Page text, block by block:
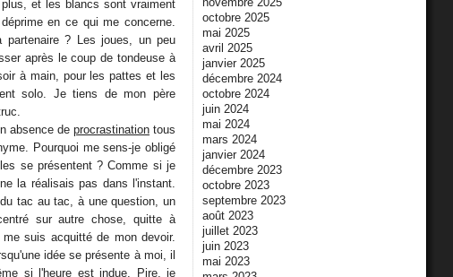
et les blancs sont vraiment
en ce qui me concerne.
partenaire ? Les joues, un peu
après le coup de tondeuse à
à main, pour les pattes et les
solo. Je tiens de mon père
absence de procrastination tous
Pourquoi me sens-je obligé
se présentent ? Comme si je
la réalisais pas dans l'instant.
tac au tac, à une question, un
sur autre chose, quitte à
suis acquitté de mon devoir.
idée se présente à moi, il
si l'heure est indue. Pire, je
octobre 2025
mai 2025
avril 2025
janvier 2025
décembre 2024
octobre 2024
juin 2024
mai 2024
mars 2024
janvier 2024
décembre 2023
octobre 2023
septembre 2023
août 2023
juillet 2023
juin 2023
mai 2023